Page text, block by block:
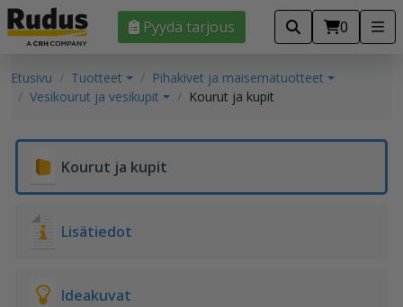
Pyydä tarjous 0
Etusivu Tuotteet
Pihakivet ja maisematuotteet
Vesikourut ja vesikupit
Kourut ja kupit
Kourut ja kupit
Lisätiedot
Ideakuvat